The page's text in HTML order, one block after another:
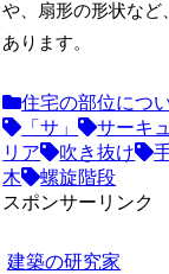
や、扇形の形状など
あります。
住宅の部位につ
「サ」
サーキ
リア
吹き抜け
木
螺旋階段
スポンサーリンク
建築の研究家